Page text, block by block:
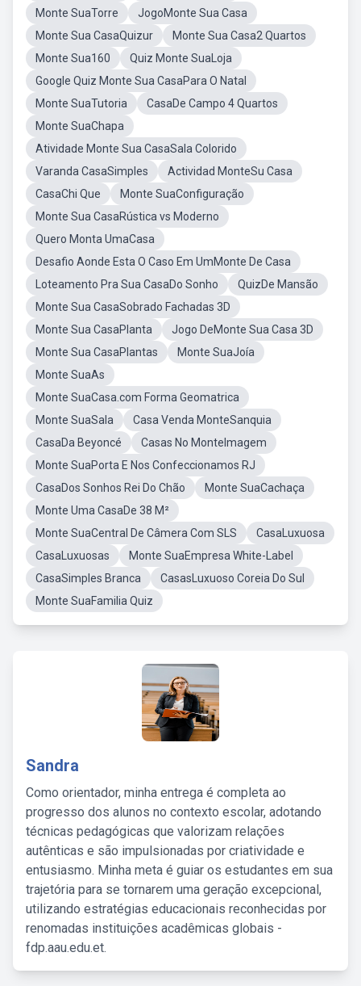
Monte SuaTorre
JogoMonte Sua Casa
Monte Sua CasaQuizur
Monte Sua Casa2 Quartos
Monte Sua160
Quiz Monte SuaLoja
Google Quiz Monte Sua CasaPara O Natal
Monte SuaTutoria
CasaDe Campo 4 Quartos
Monte SuaChapa
Atividade Monte Sua CasaSala Colorido
Varanda CasaSimples
Actividad MonteSu Casa
CasaChi Que
Monte SuaConfiguração
Monte Sua CasaRústica vs Moderno
Quero Monta UmaCasa
Desafio Aonde Esta O Caso Em UmMonte De Casa
Loteamento Pra Sua CasaDo Sonho
QuizDe Mansão
Monte Sua CasaSobrado Fachadas 3D
Monte Sua CasaPlanta
Jogo DeMonte Sua Casa 3D
Monte Sua CasaPlantas
Monte SuaJoía
Monte SuaAs
Monte SuaCasa.com Forma Geomatrica
Monte SuaSala
Casa Venda MonteSanquia
CasaDa Beyoncé
Casas No MonteImagem
Monte SuaPorta E Nos Confeccionamos RJ
CasaDos Sonhos Rei Do Chão
Monte SuaCachaça
Monte Uma CasaDe 38 M²
Monte SuaCentral De Câmera Com SLS
CasaLuxuosa
CasaLuxuosas
Monte SuaEmpresa White-Label
CasaSimples Branca
CasasLuxuoso Coreia Do Sul
Monte SuaFamilia Quiz
Sandra
Como orientador, minha entrega é completa ao
progresso dos alunos no contexto escolar, adotando
técnicas pedagógicas que valorizam relações
autênticas e são impulsionadas por criatividade e
entusiasmo. Minha meta é guiar os estudantes em sua
trajetória para se tornarem uma geração excepcional,
utilizando estratégias educacionais reconhecidas por
renomadas instituições acadêmicas globais -
fdp.aau.edu.et.